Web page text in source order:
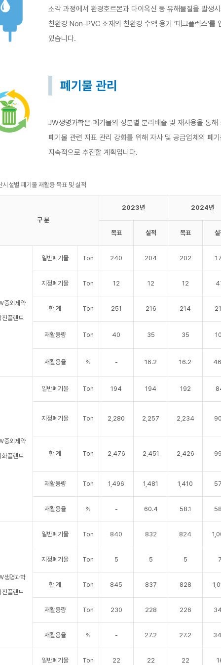
소각 과정에서 환경호르몬과 다이옥신 등 유해물질을 발생
친환경 Non-PVC 소재의 친환경 수액 용기 ‘테크플렉스’를
있습니다.
폐기물 관리
JW생명과학은 폐기물의 성분별 분리배출 및 재사용을 통
폐기물 관련 지표 관리 강화를 위해 자사 및 공급업체의 폐
지속적으로 추진할 계획입니다.
시설별 폐기물 재활용 목표 및 실적
구 분
2023년 2024년
목표 실적 목표
중외제약
진플랜트
일반폐기물 Ton 240 204 202
지정폐기물 Ton 12 12 12
합 계 Ton 251 216 214
재활용량 Ton 40 35 35
재활용율 % - 16.2 16.2
중외제약
화플랜트
일반폐기물 Ton 194 194 192
지정폐기물 Ton 2,280 2,257 2,234
합 계 Ton 2,476 2,451 2,426
재활용량 Ton 1,496 1,481 1,410
재활용율 % - 60.4 58.1
생명과학
진플랜트
일반폐기물 Ton 840 832 824
지정폐기물 Ton 5 5 5
합 계 Ton 845 837 828
재활용량 Ton 230 228 226
재활용율 % - 27.2 27.2
일반폐기물 Ton 22 22 22